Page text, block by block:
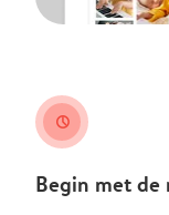
clock
Begin met